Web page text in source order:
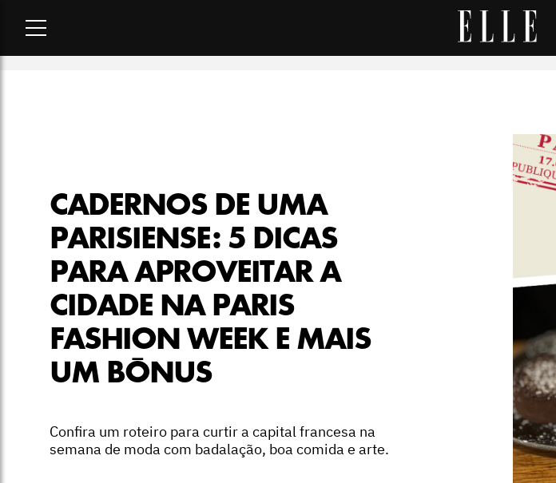
Cadernos de uma parisiense: 5 dicas para aproveitar a cidade na Paris
CADERNOS DE UMA
PARISIENSE: 5 DICAS
PARA APROVEITAR A
CIDADE NA PARIS
FASHION WEEK E MAIS
UM BÔNUS
Confira um roteiro para curtir a capital francesa na
semana de moda com badalação, boa comida e arte.